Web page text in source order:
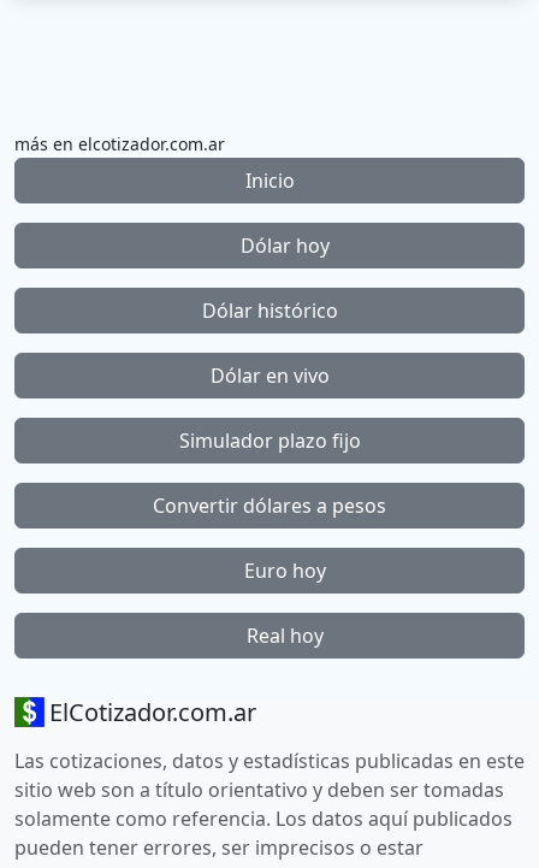
más en elcotizador.com.ar
Inicio
Dólar hoy
Dólar histórico
Dólar en vivo
Simulador plazo fijo
Convertir dólares a pesos
Euro hoy
Real hoy
ElCotizador.com.ar
Las cotizaciones, datos y estadísticas publicadas en este
sitio web son a título orientativo y deben ser tomadas
solamente como referencia. Los datos aquí publicados
pueden tener errores, ser imprecisos o estar